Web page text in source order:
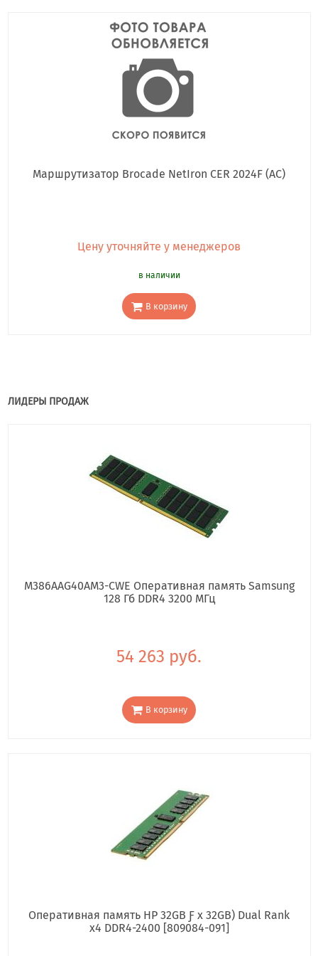
Маршрутизатор Brocade NetIron CER 2024F (AC)
Цену уточняйте у менеджеров
в наличии
В корзину
ЛИДЕРЫ ПРОДАЖ
M386AAG40AM3-CWE Оперативная память Samsung
128 Гб DDR4 3200 МГц
54 263 руб.
В корзину
Оперативная память HP 32GB Ƒ x 32GB) Dual Rank
x4 DDR4-2400 [809084-091]